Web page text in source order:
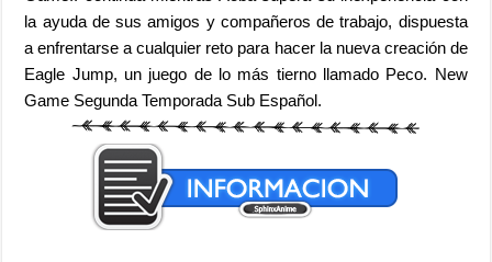
la ayuda de sus amigos y compañeros de trabajo, dispuesta
a enfrentarse a cualquier reto para hacer la nueva creación de
Eagle Jump, un juego de lo más tierno llamado Peco. New
Game Segunda Temporada Sub Español.